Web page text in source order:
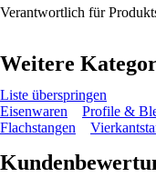
Verantwortlich für
Weitere
Liste überspringen
Eisenwaren
Profile &
Flachstangen